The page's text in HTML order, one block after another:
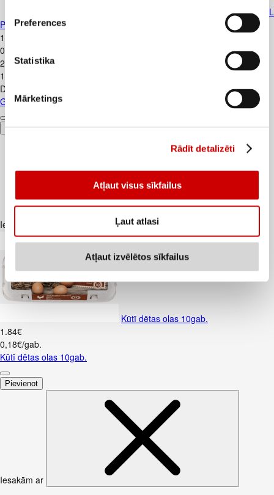
Preferences
Statistika
Mārketings
Rādīt detalizēti
Atļaut visus sīkfailus
Ļaut atlasi
Atļaut izvēlētos sīkfailus
Gāzēts dzēriens COCA-COLA 1,5L
PET D
1
0,93€/l
2
65€
1,77€/l
Depozīts
Gāzēts dzēriens COCA-COLA 1,5L PET D
Iesakām ar
Kūtī dētas olas 10gab.
1 .84€
0,18€/gab.
Kūtī dētas olas 10gab.
Pievienot
Iesakām ar